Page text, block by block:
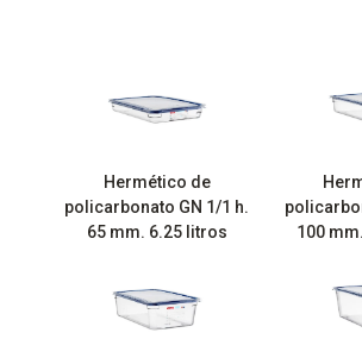
Hermético de
policarbonato GN 1/1 h.
65 mm. 6.25 litros
100